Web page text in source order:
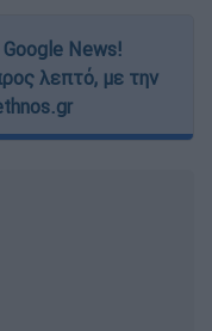
News!
λεπτό, με την